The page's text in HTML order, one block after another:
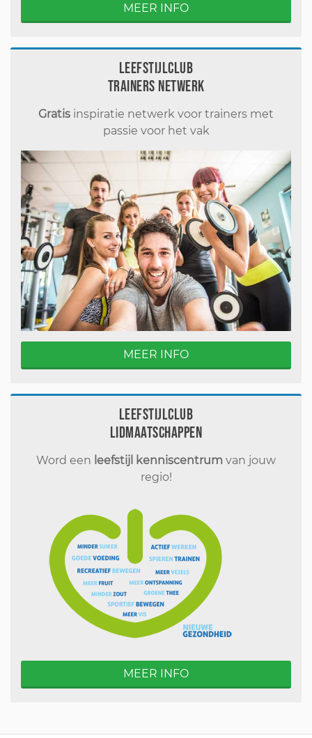
MEER INFO
Leefstijlclub
Trainers Netwerk
Gratis inspiratie netwerk voor trainers met
passie voor het vak
MEER INFO
Leefstijlclub
Lidmaatschappen
Word een leefstijl kenniscentrum van jouw
regio!
MEER INFO